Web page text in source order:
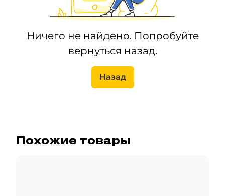
Ничего не найдено. Попробуйте
вернуться назад.
Назад
Похожие товары